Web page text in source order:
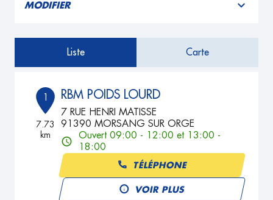
MODIFIER
Liste Carte
1
7.73
km
RBM POIDS LOURD
7 RUE HENRI MATISSE
91390 MORSANG SUR ORGE
Ouvert 09:00 - 12:00 et 13:00 -
18:00
TÉLÉPHONE
VOIR PLUS